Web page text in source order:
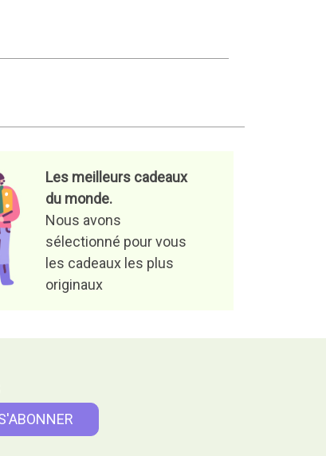
Les meilleurs cadeaux
du monde.
Nous avons
sélectionné pour vous
les cadeaux les plus
originaux